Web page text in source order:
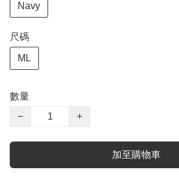
Navy
尺碼
ML
數量
−
+
加至購物車